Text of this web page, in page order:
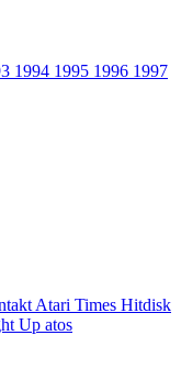
1994 1995 1996 1997
Atari Times Hitdisk
Up atos